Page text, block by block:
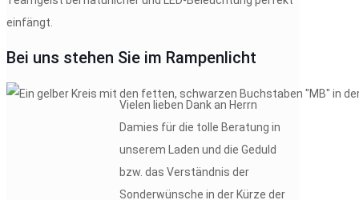
Bei uns stehen Sie im Rampenlicht
Vielen lieben Dank an Herrn
Damies für die tolle Beratung in
unserem Laden und die Geduld
bzw. das Verständnis der
Sonderwünsche in der Kürze der